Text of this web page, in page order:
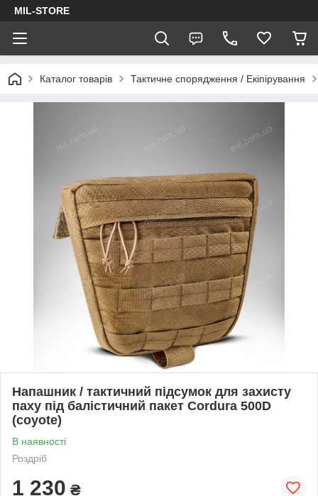
MIL-STORE
Каталог товарів Тактичне спорядження / Екіпірування
Напашник / тактичний підсумок для захисту
паху під балістичний пакет Cordura 500D
(coyote)
В наявності
Роздріб
1 230 ₴